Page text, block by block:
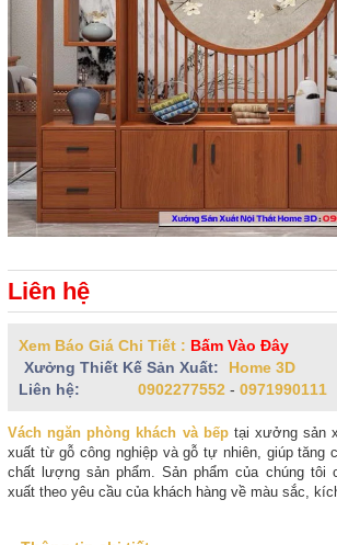
Liên hệ
Xem Báo Giá Chi Tiết : Bấm Vào Đây
Xưởng Thiết Kế Sản Xuất:
Home 3D
Liên hệ:
0902277552 - 0971990111
Vách ngăn phòng khách và bếptại xưởng sản
xuất từ gỗ công nghiệp và gỗ tự nhiên, giúp tăng
chất lượng sản phẩm. Sản phẩm của chúng tôi
xuất theo yêu cầu của khách hàng về màu sắc,